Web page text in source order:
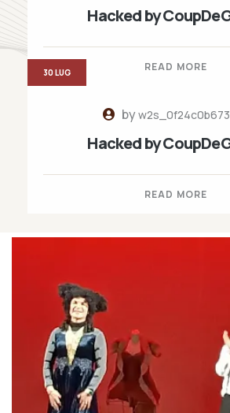
Hacked by
READ MORE
by
Hacked by
READ MORE
30 LUG